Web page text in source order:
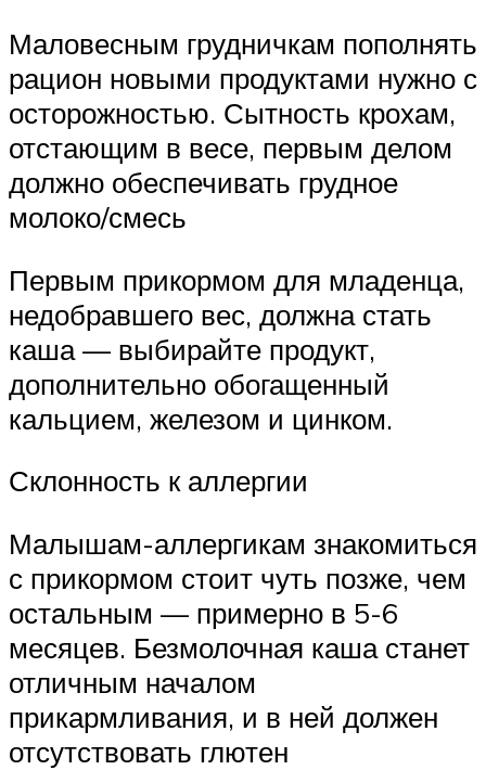
Маловесным грудничкам пополнять
рацион новыми продуктами нужно с
осторожностью. Сытность крохам,
отстающим в весе, первым делом
должно обеспечивать грудное
молоко/смесь
Первым прикормом для младенца,
недобравшего вес, должна стать
каша — выбирайте продукт,
дополнительно обогащенный
кальцием, железом и цинком.
Склонность к аллергии
Малышам-аллергикам знакомиться
с прикормом стоит чуть позже, чем
остальным — примерно в 5-6
месяцев. Безмолочная каша станет
отличным началом
прикармливания, и в ней должен
отсутствовать глютен